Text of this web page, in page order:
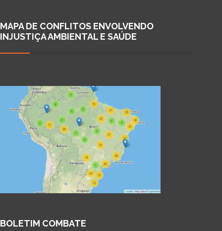
MAPA DE CONFLITOS ENVOLVENDO
INJUSTIÇA AMBIENTAL E SAÚDE
BOLETIM COMBATE